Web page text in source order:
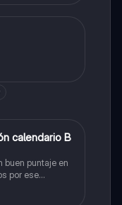
calendario B
buen puntaje en
por ese
universidad que
y no la que te